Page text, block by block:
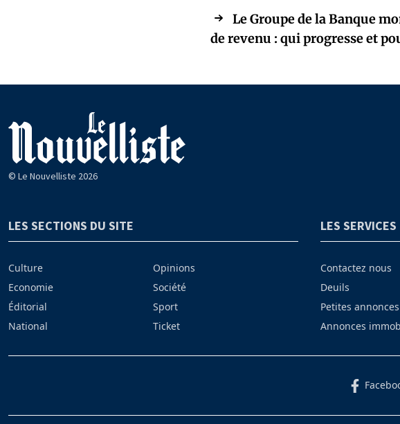
Le Groupe de la Banque
de revenu : qui progresse et
© Le Nouvelliste 2026
LES SECTIONS DU SITE
Culture
Economie
Éditorial
National
Opinions
Société
Sport
Ticket
LES SERVICES
Contactez nous
Deuils
Petites annonces
Annonces